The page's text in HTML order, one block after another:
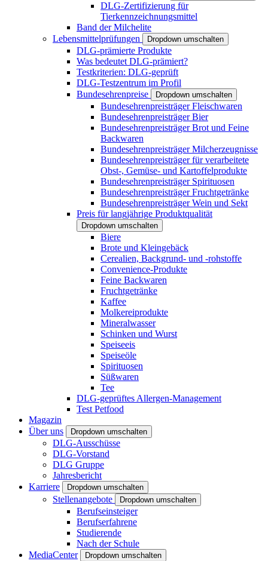
DLG-Zertifizierung für
Tierkennzeichnungsmittel
Band der Milchelite
Lebensmittelprüfungen
Dropdown umschalten
DLG-prämierte Produkte
Was bedeutet DLG-prämiert?
Testkriterien: DLG-geprüft
DLG-Testzentrum im Profil
Bundesehrenpreise
Dropdown umschalten
Bundesehrenpreisträger Fleischwaren
Bundesehrenpreisträger Bier
Bundesehrenpreisträger Brot und Feine
Backwaren
Bundesehrenpreisträger Milcherzeugnisse
Bundesehrenpreisträger für verarbeitete
Obst-, Gemüse- und Kartoffelprodukte
Bundesehrenpreisträger Spirituosen
Bundesehrenpreisträger Fruchtgetränke
Bundesehrenpreisträger Wein und Sekt
Preis für langjährige Produktqualität
Dropdown umschalten
Biere
Brote und Kleingebäck
Cerealien, Backgrund- und -rohstoffe
Convenience-Produkte
Feine Backwaren
Fruchtgetränke
Kaffee
Molkereiprodukte
Mineralwasser
Schinken und Wurst
Speiseeis
Speiseöle
Spirituosen
Süßwaren
Tee
DLG-geprüftes Allergen-Management
Test Petfood
Magazin
Über uns
Dropdown umschalten
DLG-Ausschüsse
DLG-Vorstand
DLG Gruppe
Jahresbericht
Karriere
Dropdown umschalten
Stellenangebote Dropdown umschalten
Berufseinsteiger
Berufserfahrene
Studierende
Nach der Schule
MediaCenter
Dropdown umschalten